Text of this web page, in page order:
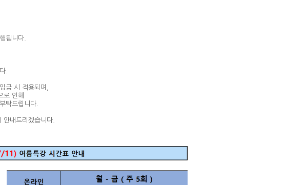
됩니다.
.
금 시 적용되며,
로 인해
탁드립니다.
내드리겠습니다.